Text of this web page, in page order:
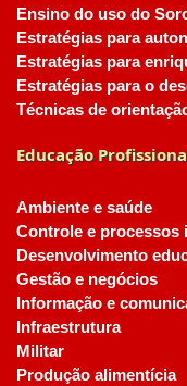
Ensino do uso do
Estratégias para
Estratégias para
Estratégias para o
Técnicas de
Educação
Ambiente e saúde
Controle e processos
Desenvolvimento
Gestão e negócios
Informação e
Infraestrutura
Militar
Produção alimentícia